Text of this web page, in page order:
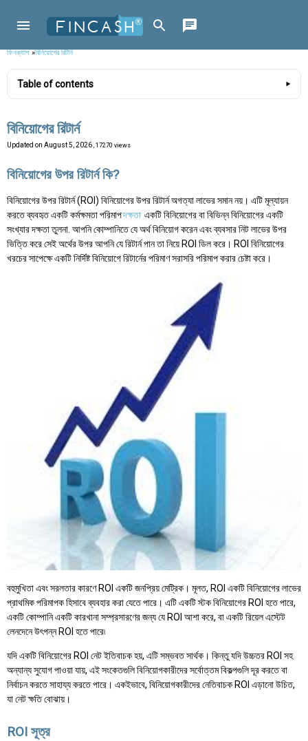
ফিনক্যাশ»বিনিয়োগের রিটার্ন
Table of contents
বিনিয়োগের রিটার্ন
Updated on August 5, 2026 , 17270 views
বিনিয়োগের উপর রিটার্ন কি?
বিনিয়োগের উপর রিটার্ন (ROI) বিনিয়োগের উপর রিটার্ন অগত্যা লাভের সমান নয়। এটি মূল্যায়ন
করতে ব্যবহৃত একটি কর্মক্ষমতা পরিমাপদক্ষতা একটি বিনিয়োগের বা বিভিন্ন বিনিয়োগের একটি
সংখ্যার দক্ষতা তুলনা. আপনি কোম্পানিতে যে অর্থ বিনিয়োগ করেন এবং ব্যবসার নিট লাভের উপর
ভিত্তি করে সেই অর্থের উপর আপনি যে রিটার্ন পান তা নিয়ে ROI ডিল করে। ROI বিনিয়োগের
খরচের সাপেক্ষে একটি নির্দিষ্ট বিনিয়োগে রিটার্নের পরিমাণ সরাসরি পরিমাপ করার চেষ্টা করে।
বহুমুখিতা এবং সরলতার কারণে ROI একটি জনপ্রিয় মেট্রিক। মূলত, ROI একটি বিনিয়োগের লাভের
প্রাথমিক পরিমাপক হিসাবে ব্যবহার করা যেতে পারে। এটি একটি স্টক বিনিয়োগের ROI হতে পারে,
একটি কোম্পানি একটি কারখানা সম্প্রসারণের জন্য যে ROI আশা করে, বা একটি রিয়েল এস্টেট
লেনদেনে উৎপন্ন ROI হতে পারে৷
যদি একটি বিনিয়োগের ROI নেট ইতিবাচক হয়, এটি সম্ভবত সার্থক। কিন্তু যদি উচ্চতর ROI সহ
অন্যান্য সুযোগ পাওয়া যায়, এই সংকেতগুলি বিনিয়োগকারীদের সর্বোত্তম বিকল্পগুলি দূর করতে বা
নির্বাচন করতে সাহায্য করতে পারে। একইভাবে, বিনিয়োগকারীদের নেতিবাচক ROI এড়ানো উচিত,
যা নেট ক্ষতি বোঝায়।
ROI সূত্র